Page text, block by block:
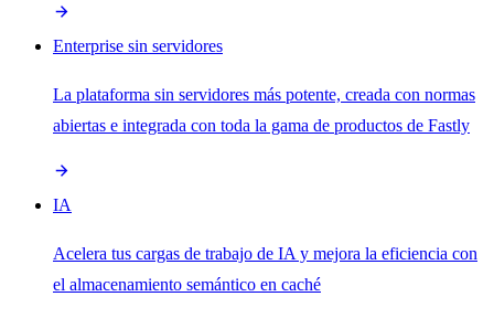
Enterprise sin servidores
La plataforma sin servidores más potente, creada con normas
abiertas e integrada con toda la gama de productos de Fastly
IA
Acelera tus cargas de trabajo de IA y mejora la eficiencia con
el almacenamiento semántico en caché